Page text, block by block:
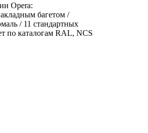
Opera:
багетом /
/ 11 стандартных
по каталогам RAL, NCS